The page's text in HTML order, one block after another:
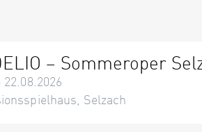
– Sommeroper
22.08.2026
Selzach